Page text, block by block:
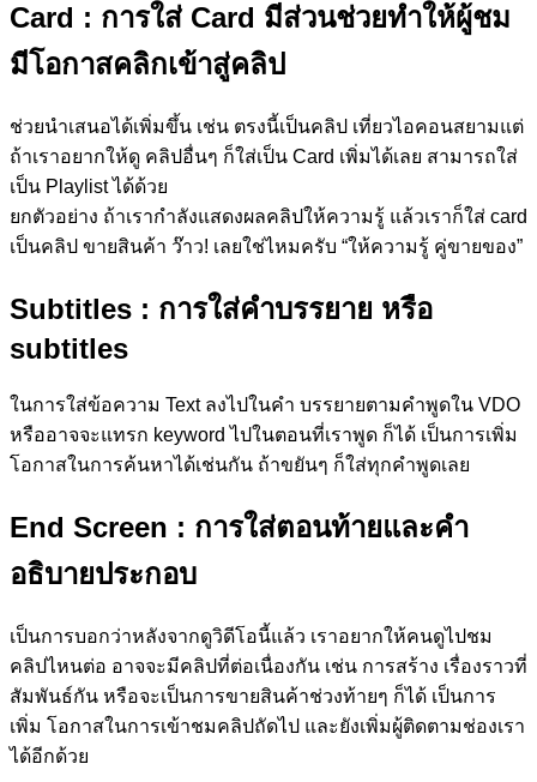
Card : การใส่ Card มีส่วนช่วยทำให้ผู้ชม
มีโอกาสคลิกเข้าสู่คลิป
ช่วยนำเสนอได้เพิ่มขึ้น เช่น ตรงนี้เป็นคลิป เที่ยวไอคอนสยามแต่
ถ้าเราอยากให้ดู คลิปอื่นๆ ก็ใส่เป็น Card เพิ่มได้เลย สามารถใส่
เป็น Playlist ได้ด้วย
ยกตัวอย่าง ถ้าเรากำลังแสดงผลคลิปให้ความรู้ แล้วเราก็ใส่ card
เป็นคลิป ขายสินค้า ว๊าว! เลยใช่ไหมครับ “ให้ความรู้ คู่ขายของ”
Subtitles : การใส่คำบรรยาย หรือ
subtitles
ในการใส่ข้อความ Text ลงไปในคำ บรรยายตามคำพูดใน VDO
หรืออาจจะแทรก keyword ไปในตอนที่เราพูด ก็ได้ เป็นการเพิ่ม
โอกาสในการค้นหาได้เช่นกัน ถ้าขยันๆ ก็ใส่ทุกคำพูดเลย
End Screen : การใส่ตอนท้ายและคำ
อธิบายประกอบ
เป็นการบอกว่าหลังจากดูวิดีโอนี้แล้ว เราอยากให้คนดูไปชม
คลิปไหนต่อ อาจจะมีคลิปที่ต่อเนื่องกัน เช่น การสร้าง เรื่องราวที่
สัมพันธ์กัน หรือจะเป็นการขายสินค้าช่วงท้ายๆ ก็ได้ เป็นการ
เพิ่ม โอกาสในการเข้าชมคลิปถัดไป และยังเพิ่มผู้ติดตามช่องเรา
ได้อีกด้วย